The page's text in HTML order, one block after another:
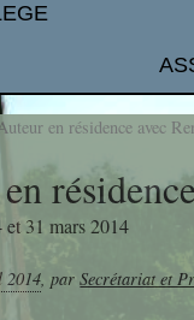
de photos
en résidence avec
et 31 mars 2014
2014,parSecrétariat et